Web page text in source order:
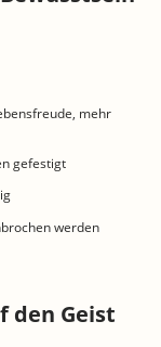
mehr
gefestigt
werden
den Geist